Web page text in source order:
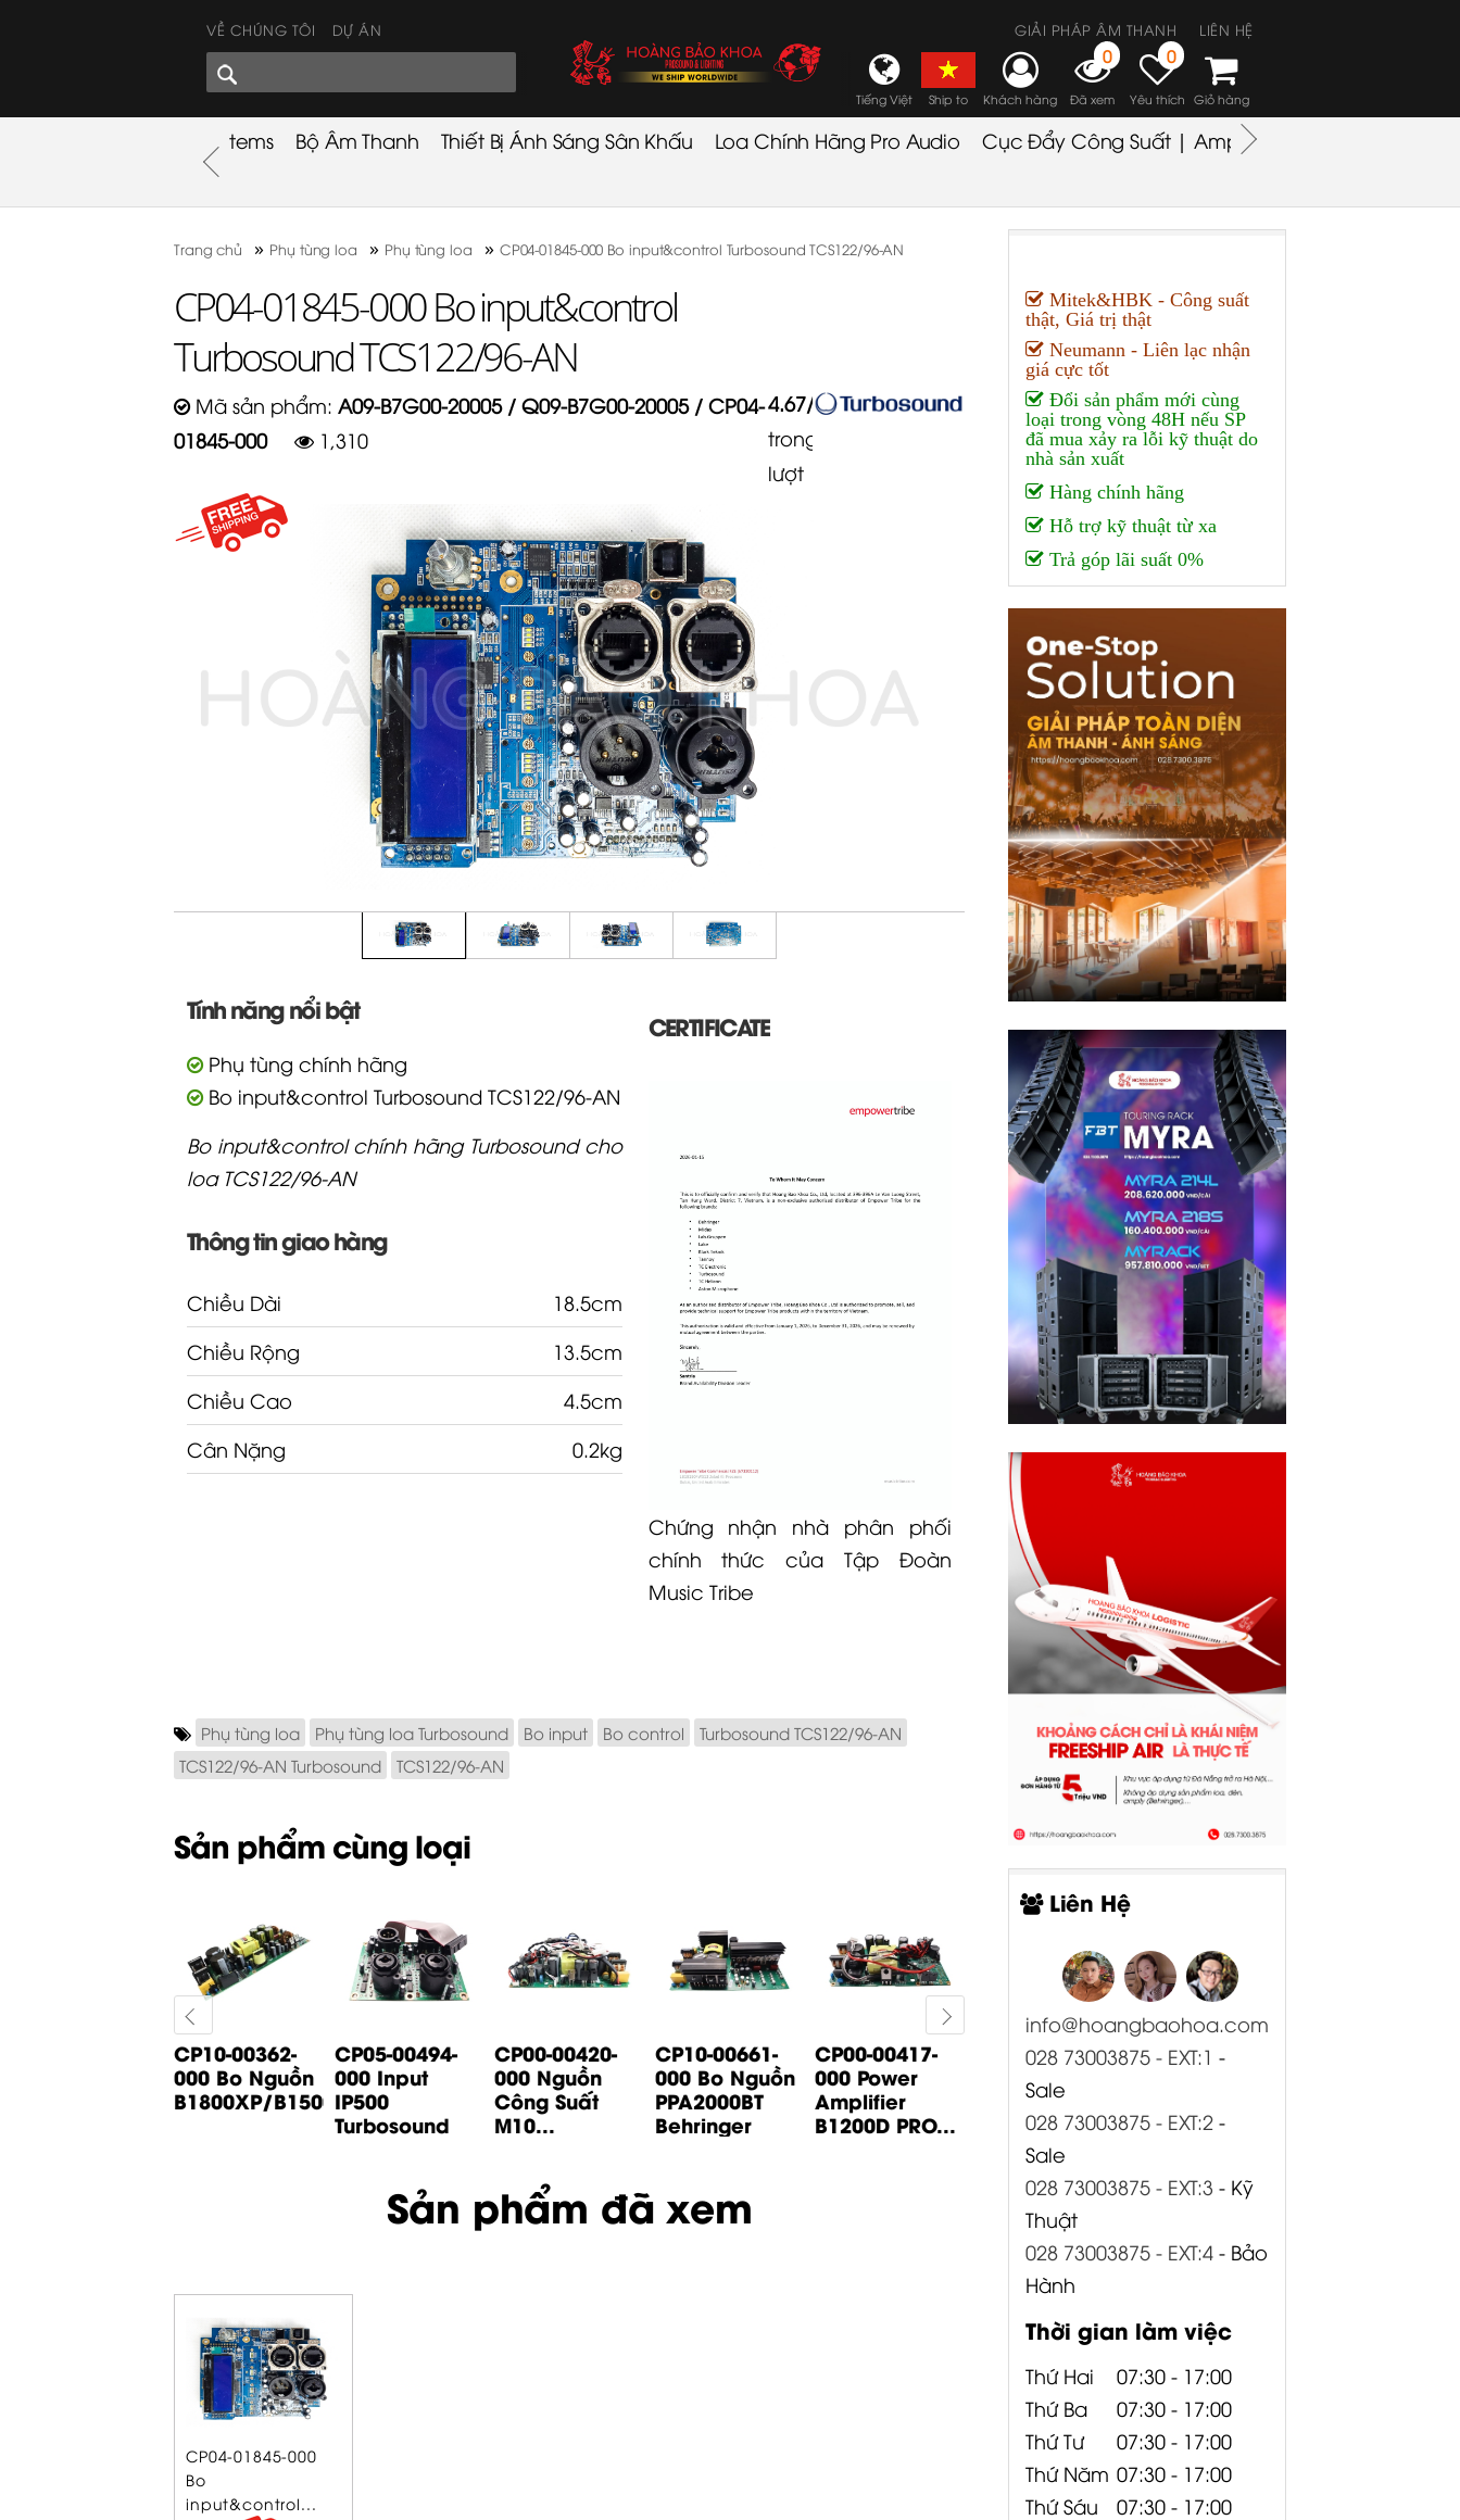
VỀ CHÚNG TÔI DỰ ÁN
GÓC CHIA SẺ
LIÊN HỆ
GIẢI PHÁP ÂM THANH
Tiếng Việt Ship to Khách hàng
0
Đã xem
0
Yêu thích Giỏ hàng
Used Items Bộ Âm Thanh Thiết Bị Ánh Sáng Sân Khấu Loa Chính Hãng Pro Audio Cục Đẩy Công Suất | Amplifiers
Trang chủ » Phụ tùng loa » Phụ tùng loa » CP04-01845-000 Bo input&control Turbosound TCS122/96-AN
CP04-01845-000 Bo input&control
Turbosound TCS122/96-AN
Mã sản phẩm: A09-B7G00-20005 / Q09-B7G00-20005 / CP04-
01845-000
1,310
4.67/5
trong
lượt
Tính năng nổi bật
Phụ tùng chính hãng
Bo input&control Turbosound TCS122/96-AN
Bo input&control chính hãng Turbosound cho
loa TCS122/96-AN
Thông tin giao hàng
Chiều Dài
18.5cm
Chiều Rộng
13.5cm
Chiều Cao
4.5cm
Cân Nặng
0.2kg
CERTIFICATE
Chứng nhận nhà phân phối
chính thức của Tập Đoàn
Music Tribe
Phụ tùng loa Phụ tùng loa Turbosound Bo input Bo control
Turbosound TCS122/96-AN
TCS122/96-AN Turbosound
TCS122/96-AN
Sản phẩm cùng loại
CP10-00362-
000 Bo Nguồn
B1800XP/B1500XP...
CP05-00494-
000 Input
IP500
Turbosound
CP00-00420-
000 Nguồn
Công Suất
M10...
CP10-00661-
000 Bo Nguồn
PPA2000BT
Behringer
CP00-00417-
000 Power
Amplifier
B1200D PRO...
CP05-00519-
000 Bo Input
B1500XP
Behringer
CP05-00520-
000 Bo Input
Behringer
Sản phẩm đã xem
CP04-01845-000
Bo
input&control...
Mitek&HBK - Công suất
thật, Giá trị thật
Neumann - Liên lạc nhận
giá cực tốt
Đổi sản phẩm mới cùng
loại trong vòng 48H nếu SP
đã mua xảy ra lỗi kỹ thuật do
nhà sản xuất
Hàng chính hãng
Hỗ trợ kỹ thuật từ xa
Trả góp lãi suất 0%
Liên Hệ
info@hoangbaohoa.com
028 73003875 - EXT:1 -
Sale
028 73003875 - EXT:2 -
Sale
028 73003875 - EXT:3 - Kỹ
Thuật
028 73003875 - EXT:4 - Bảo
Hành
Thời gian làm việc
Thứ Hai
07:30 - 17:00
Thứ Ba
07:30 - 17:00
Thứ Tư
07:30 - 17:00
Thứ Năm 07:30 - 17:00
Thứ Sáu
07:30 - 17:00